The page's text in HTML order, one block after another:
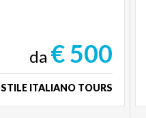
da € 500
STILE ITALIANO TOURS